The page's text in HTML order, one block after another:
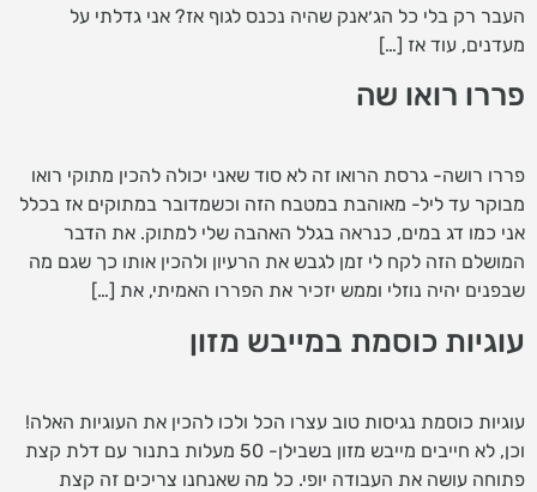
העבר רק בלי כל הג׳אנק שהיה נכנס לגוף אז? אני גדלתי על
מעדנים, עוד אז […]
פררו רואו שה
פררו רושה- גרסת הרואו זה לא סוד שאני יכולה להכין מתוקי רואו
מבוקר עד ליל- מאוהבת במטבח הזה וכשמדובר במתוקים אז בכלל
אני כמו דג במים, כנראה בגלל האהבה שלי למתוק. את הדבר
המושלם הזה לקח לי זמן לגבש את הרעיון ולהכין אותו כך שגם מה
שבפנים יהיה נוזלי וממש יזכיר את הפררו האמיתי, את […]
עוגיות כוסמת במייבש מזון
עוגיות כוסמת נגיסות טוב עצרו הכל ולכו להכין את העוגיות האלה!
וכן, לא חייבים מייבש מזון בשבילן- 50 מעלות בתנור עם דלת קצת
פתוחה עושה את העבודה יופי. כל מה שאנחנו צריכים זה קצת